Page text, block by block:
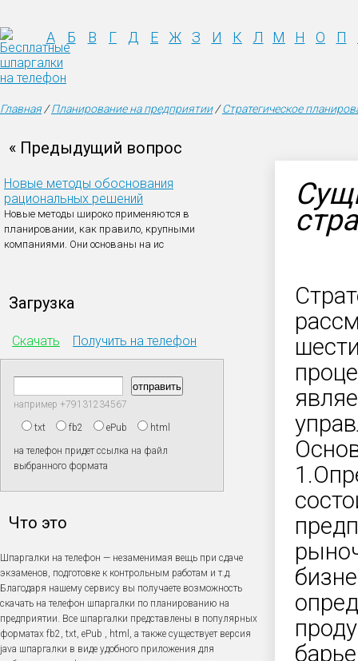
А Б В Г Д Е Ж З И К Л М Н О П
Главная/Планирование на предприятии/Стратегическое
« Предыдущий вопрос
Новые методы обоснования
рациональных решений
Новые методы широко применяются в
планировании, как правило, крупными
компаниями. Они основаны на ис
Загрузка
Скачать Получить на телефон
например +79131234567
txt fb2 ePub html
на телефон придет ссылка на файл
выбранного формата
Что это
Шпаргалки на телефон — незаменимая вещь при сдаче
экзаменов, подготовке к контрольным работам и т.д.
Благодаря нашему сервису вы получаете возможность
скачать на телефон шпаргалки по планированию на
предприятии. Все шпаргалки представлены в популярных
форматах fb2, txt, ePub , html, а также существует версия
java шпаргалки в виде удобного приложения для